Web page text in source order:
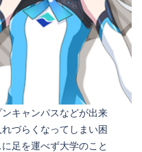
キャンパスなどが出来
づらくなってしまい困
足を運べず大学のこと